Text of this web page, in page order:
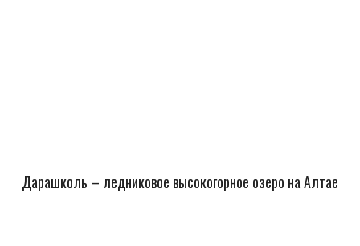
Дарашколь – ледниковое высокогорное озеро на Алтае